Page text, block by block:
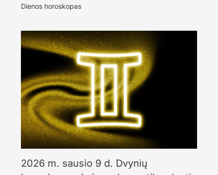
Dienos horoskopas
2026 m. sausio 9 d. Dvynių